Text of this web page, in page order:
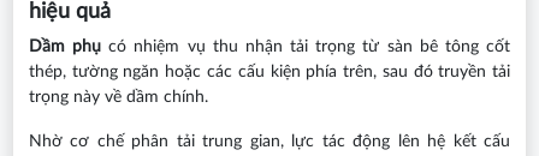
hiệu quả
Dầm phụcó nhiệm vụ thu nhận tải trọng từ sàn bê tông cốt
thép, tường ngăn hoặc các cấu kiện phía trên, sau đó truyền tải
trọng này về dầm chính.
Nhờ cơ chế phân tải trung gian, lực tác động lên hệ kết cấu